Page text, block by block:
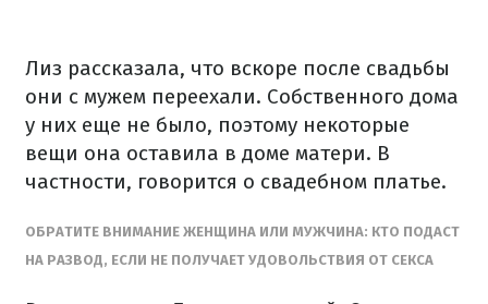
Лиз рассказала, что вскоре после свадьбы
они с мужем переехали. Собственного дома
у них еще не было, поэтому некоторые
вещи она оставила в доме матери. В
частности, говорится о свадебном платье.
ОБРАТИТЕ ВНИМАНИЕ ЖЕНЩИНА ИЛИ МУЖЧИНА: КТО ПОДАСТ
НА РАЗВОД, ЕСЛИ НЕ ПОЛУЧАЕТ УДОВОЛЬСТВИЯ ОТ СЕКСА